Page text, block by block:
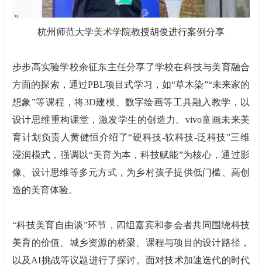
杭州师范大学美术学院教授胡俊进行案例分享
步步高实验学校余征东主任分享了学校在科技与美育融合
方面的探索，通过PBL项目式学习，如“草木染”“未来家的
想象”等课程，将3D建模、数字绘画等工具融入教学，以
设计思维重构课堂，激发学生的创造力。vivo童画未来美
育计划负责人黄健恒介绍了“硬科技-软科技-泛科技”三维
浸润模式，强调以“美育为本，科技赋能”为核心，通过影
像、设计思维等多元方式，为乡村孩子提供低门槛、高创
造的美育体验。
“科技美育自由谈”环节，四组嘉宾和参会者共同围绕科技
美育的价值、城乡资源的桥梁、课程与项目的设计路径，
以及AI挑战等议题进行了探讨。面对技术加速迭代的时代